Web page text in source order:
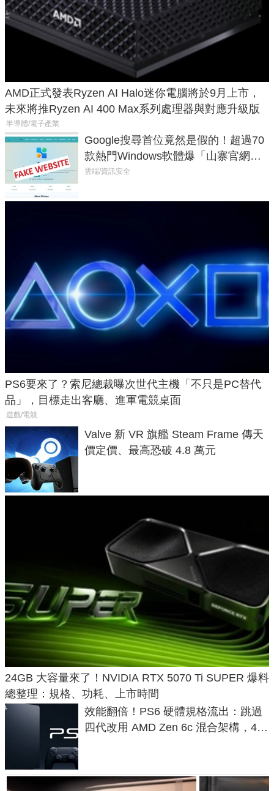
AMD正式發表Ryzen AI Halo迷你電腦將於9月上市，
未來將推Ryzen AI 400 Max系列處理器與對應升級版
半導體/電子產業
Google搜尋首位竟然是假的！超過70
款熱門Windows軟體爆「山寨官網」
危機
雲端/資訊安全
PS6要來了？索尼總裁曝次世代主機「不只是PC替代
品」，目標走出客廳、進軍電競桌面
遊戲/電競
Valve 新 VR 旗艦 Steam Frame 傳天
價定價、最高恐破 4.8 萬元
24GB 大容量來了！NVIDIA RTX 5070 Ti SUPER 爆料
總整理：規格、功耗、上市時間
效能翻倍！PS6 硬體規格流出：跳過
四代改用 AMD Zen 6c 混合架構，4K